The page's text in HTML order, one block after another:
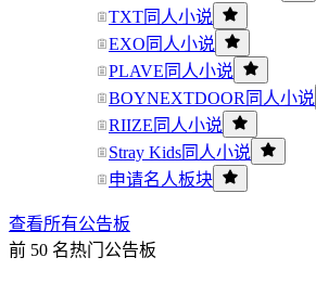
TXT同人小说
EXO同人小说
PLAVE同人小说
BOYNEXTDOOR同人小说
RIIZE同人小说
Stray Kids同人小说
申请名人板块
查看所有公告板
前 50 名热门公告板